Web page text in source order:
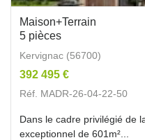
Maison+Terrain
5 pièces
Kervignac (56700)
392 495 €
Réf. MADR-26-04-22-50
Dans le cadre privilégié de
exceptionnel de 601m²...